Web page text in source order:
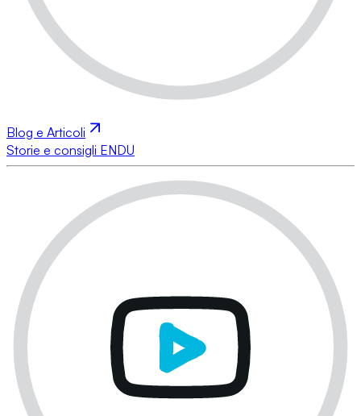
Blog e Articoli
Storie e consigli ENDU